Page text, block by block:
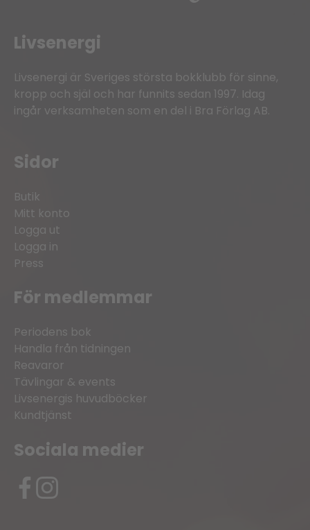
Livsenergi
Livsenergi är Sveriges största bokklubb för sinne,
kropp och själ och har funnits sedan 1997. Idag
ingår verksamheten som en del i Bra Förlag AB.
Sidor
Butik
Mitt konto
Logga ut
Logga in
Press
För medlemmar
Periodens bok
Handla från tidningen
Reavaror
Tävlingar & events
Livsenergis huvudböcker
Kundtjänst
Sociala medier